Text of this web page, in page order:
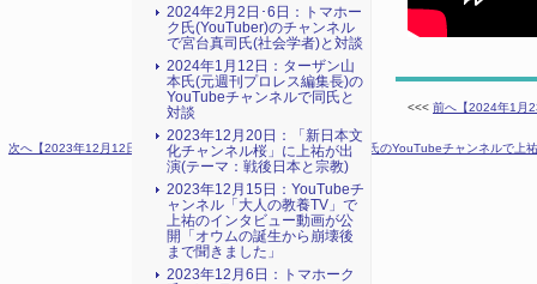
<<< 前へ【2024年1月
次へ【2023年12月12日・2024年2月22日：映画監督・小路谷秀樹氏のYouTubeチャンネルで
2024年2月2日･6日：トマホー
ク氏(YouTuber)のチャンネル
で宮台真司氏(社会学者)と対談
2024年1月12日：ターザン山
本氏(元週刊プロレス編集長)の
YouTubeチャンネルで同氏と
対談
2023年12月20日：「新日本文
化チャンネル桜」に上祐が出
演(テーマ：戦後日本と宗教)
2023年12月15日：YouTubeチ
ャンネル「大人の教養TV」で
上祐のインタビュー動画が公
開「オウムの誕生から崩壊後
まで聞きました」
2023年12月6日：トマホーク